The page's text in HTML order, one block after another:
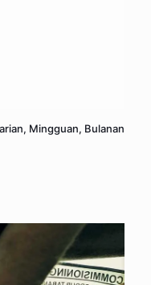
Mingguan, Bulanan